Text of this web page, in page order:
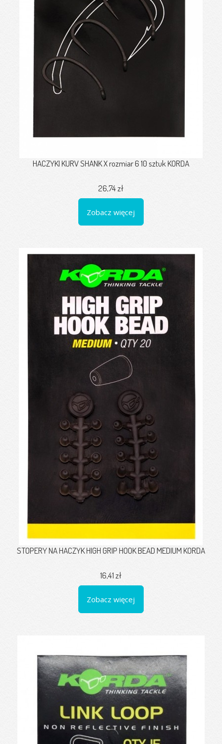
HACZYKI KURV SHANK X rozmiar 6 10 sztuk KORDA
26,74 zł
Zobacz więcej
STOPERY NA HACZYK HIGH GRIP HOOK BEAD MEDIUM KORDA
16,41 zł
Zobacz więcej